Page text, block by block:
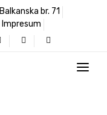
Balkanska br. 71
Impresum